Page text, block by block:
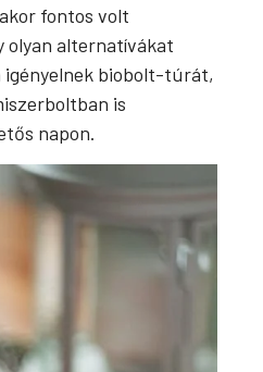
fontos volt
olyan alternatívákat
igényelnek biobolt-túrát,
is
napon.